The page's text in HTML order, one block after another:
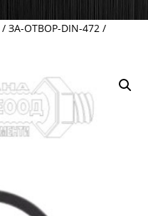
/ ЗА-ОТВОР-DIN-472 /